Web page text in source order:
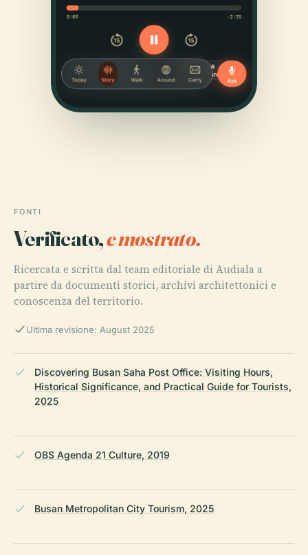
FONTI
Verificato,e mostrato.
Ricercata e scritta dal team editoriale di Audiala a
partire da documenti storici, archivi architettonici e
conoscenza del territorio.
Ultima revisione: August 2025
Discovering Busan Saha Post Office: Visiting Hours,
Historical Significance, and Practical Guide for Tourists,
2025
OBS Agenda 21 Culture, 2019
Busan Metropolitan City Tourism, 2025